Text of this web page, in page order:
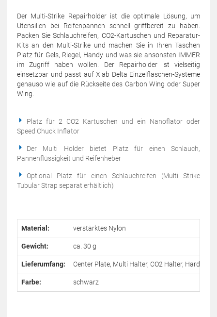
Der Multi-Strike Repairholder ist die optimale Lösung, um
Utensilien bei Reifenpannen schnell griffbereit zu haben.
Packen Sie Schlauchreifen, CO2-Kartuschen und Reparatur-
Kits an den Multi-Strike und machen Sie in Ihren Taschen
Platz für Gels, Riegel, Handy und was sie ansonsten IMMER
im Zugriff haben wollen. Der Repairholder ist vielseitig
einsetzbar und passt auf Xlab Delta Einzelflaschen-Systeme
genauso wie auf die Rückseite des Carbon Wing oder Super
Wing.
Platz für 2 CO2 Kartuschen und ein Nanoflator oder
Speed Chuck Inflator
Der Multi Holder bietet Platz für einen Schlauch,
Pannenflüssigkeit und Reifenheber
Optional Platz für einen Schlauchreifen (Multi Strike
Tubular Strap separat erhältlich)
Material: verstärktes Nylon
Gewicht: ca. 30 g
Lieferumfang: Center Plate, Multi Halter, CO2 Halter, Hardware
Farbe: schwarz